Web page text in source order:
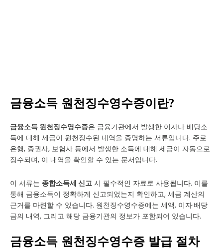
금융소득 원천징수영수증이란?
금융소득 원천징수영수증은 금융기관에서 발생한 이자나 배당소
득에 대해 세금이 원천징수된 내역을 증명하는 서류입니다. 주로
은행, 증권사, 보험사 등에서 발생한 소득에 대해 세금이 자동으로
징수되며, 이 내역을 확인할 수 있는 문서입니다.
이 서류는 종합소득세 신고 시 필수적인 자료로 사용됩니다. 이를
통해 금융소득이 정확하게 신고되었는지 확인하고, 세금 계산의
근거를 마련할 수 있습니다. 원천징수영수증에는 세액, 이자·배당
금의 내역, 그리고 해당 금융기관의 정보가 포함되어 있습니다.
금융소득 원천징수영수증 발급 절차